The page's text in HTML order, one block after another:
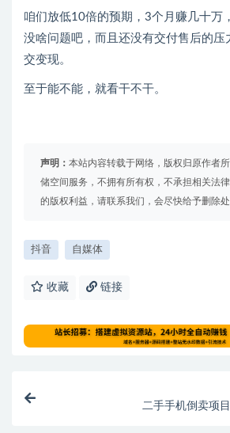
咱们放低10倍的预期，3个月赚几十万
没啥问题吧，而且还没有交付售后的压
交变现。
至于能不能，就看干不干。
声明： 本站内容转载于网络，版权归原作者
储空间服务，不拥有所有权，不承担相关法
的版权利益，请联系我们，会尽快给予删除处
抖音 自媒体
收藏 链接
二手手机倒卖项